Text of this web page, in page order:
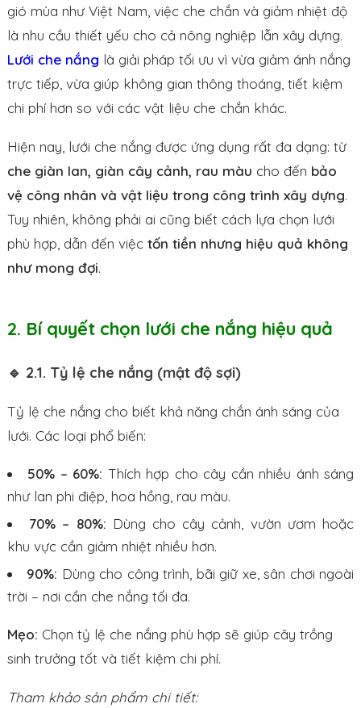
gió mùa như Việt Nam, việc che chắn và giảm nhiệt độ
là nhu cầu thiết yếu cho cả nông nghiệp lẫn xây dựng.
Lưới che nắng là giải pháp tối ưu vì vừa giảm ánh nắng
trực tiếp, vừa giúp không gian thông thoáng, tiết kiệm
chi phí hơn so với các vật liệu che chắn khác.
Hiện nay, lưới che nắng được ứng dụng rất đa dạng: từ
che giàn lan, giàn cây cảnh, rau màu cho đến bảo
vệ công nhân và vật liệu trong công trình xây dựng.
Tuy nhiên, không phải ai cũng biết cách lựa chọn lưới
phù hợp, dẫn đến việc tốn tiền nhưng hiệu quả không
như mong đợi.
2. Bí quyết chọn lưới che nắng hiệu quả
🔹 2.1. Tỷ lệ che nắng (mật độ sợi)
Tỷ lệ che nắng cho biết khả năng chắn ánh sáng của
lưới. Các loại phổ biến:
50% – 60%: Thích hợp cho cây cần nhiều ánh sáng
như lan phi điệp, hoa hồng, rau màu.
70% – 80%: Dùng cho cây cảnh, vườn ươm hoặc
khu vực cần giảm nhiệt nhiều hơn.
90%: Dùng cho công trình, bãi giữ xe, sân chơi ngoài
trời – nơi cần che nắng tối đa.
Mẹo: Chọn tỷ lệ che nắng phù hợp sẽ giúp cây trồng
sinh trưởng tốt và tiết kiệm chi phí.
Tham khảo sản phẩm chi tiết: